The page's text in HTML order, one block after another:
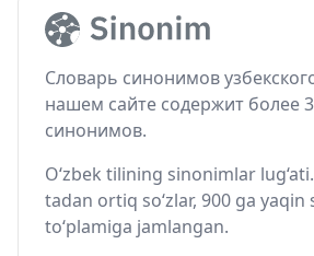
Словарь синонимов
нашем сайте содержит более
синонимов.
O‘zbek tilining sinonimlar
tadan ortiq so‘zlar, 900 ga yaqin
to‘plamiga jamlangan.